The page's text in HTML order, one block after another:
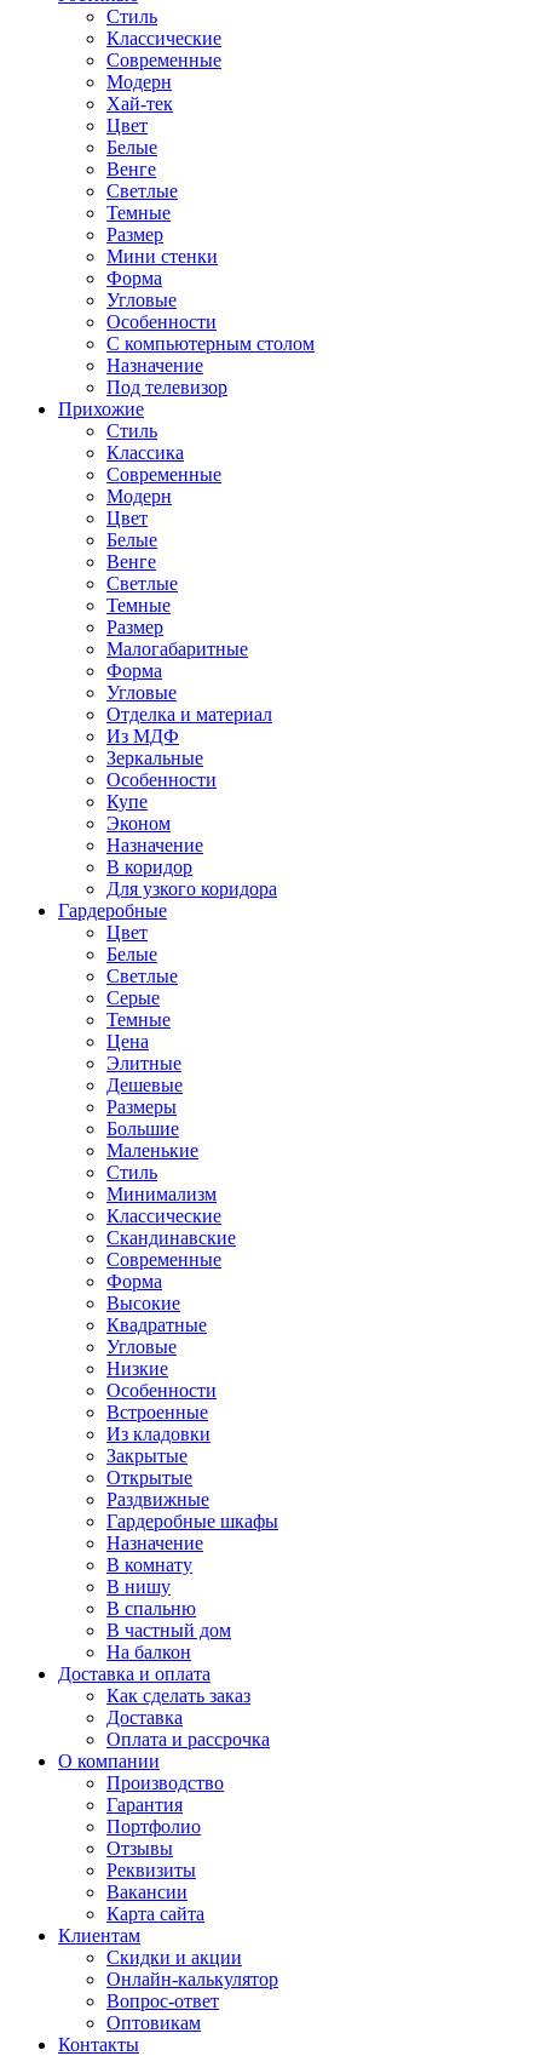
Стиль
Классические
Современные
Модерн
Хай-тек
Цвет
Белые
Венге
Светлые
Темные
Размер
Мини стенки
Форма
Угловые
Особенности
С компьютерным столом
Назначение
Под телевизор
Прихожие
Стиль
Классика
Современные
Модерн
Цвет
Белые
Венге
Светлые
Темные
Размер
Малогабаритные
Форма
Угловые
Отделка и материал
Из МДФ
Зеркальные
Особенности
Купе
Эконом
Назначение
В коридор
Для узкого коридора
Гардеробные
Цвет
Белые
Светлые
Серые
Темные
Цена
Элитные
Дешевые
Размеры
Большие
Маленькие
Стиль
Минимализм
Классические
Скандинавские
Современные
Форма
Высокие
Квадратные
Угловые
Низкие
Особенности
Встроенные
Из кладовки
Закрытые
Открытые
Раздвижные
Гардеробные шкафы
Назначение
В комнату
В нишу
В спальню
В частный дом
На балкон
Доставка и оплата
Как сделать заказ
Доставка
Оплата и рассрочка
О компании
Производство
Гарантия
Портфолио
Отзывы
Реквизиты
Вакансии
Карта сайта
Клиентам
Скидки и акции
Онлайн-калькулятор
Вопрос-ответ
Оптовикам
Контакты